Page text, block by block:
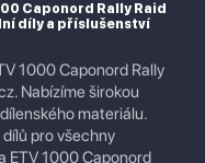
Caponord Rally Raid
díly a příslušenství
1000 Caponord Rally
Nabízíme širokou
materiálu.
pro všechny
ETV 1000 Caponord